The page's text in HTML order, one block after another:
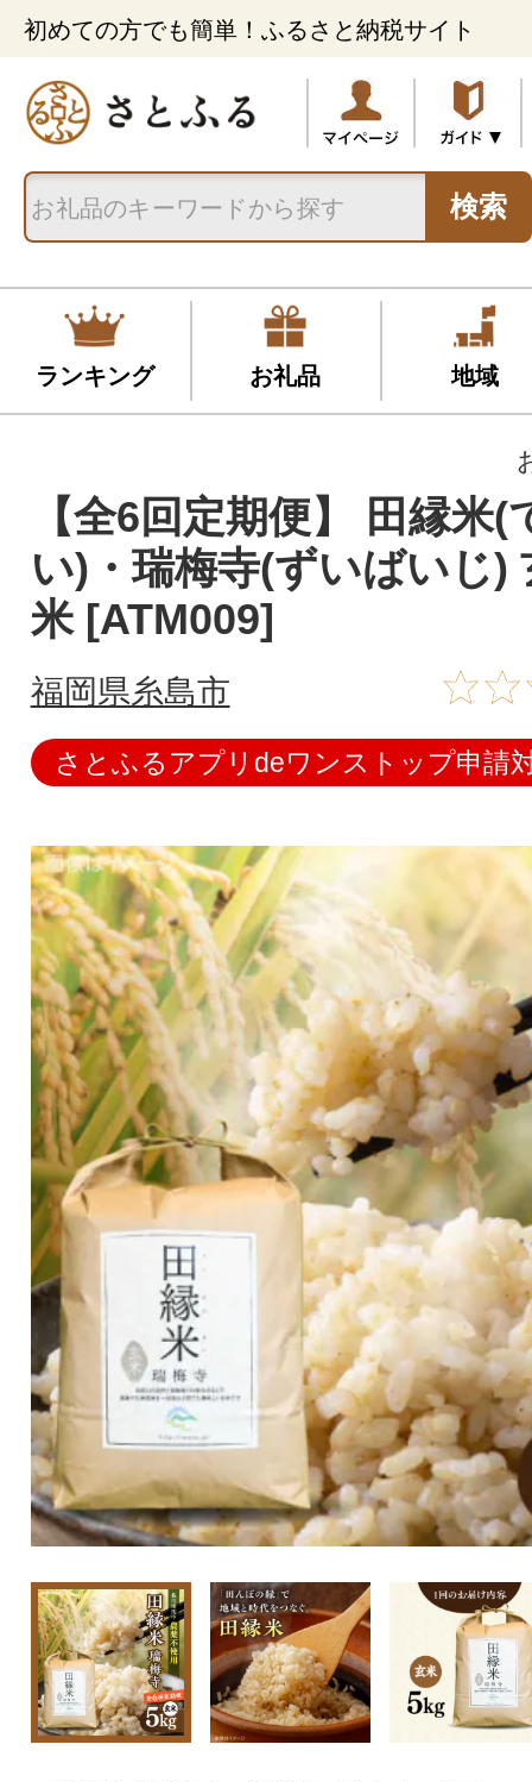
初めての方でも簡単！ふるさと納税サイト
検索
ランキング お礼品 地域
【全6回定期便】 田縁米
い)・瑞梅寺(ずいばいじ)
米 [ATM009]
福岡県糸島市
さとふるアプリdeワンストップ申請